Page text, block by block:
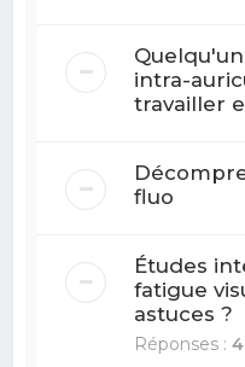
intra-
travailler
fluo
Études
fatigue
astuces ?
Réponses :4